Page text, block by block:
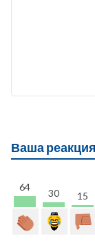
Ваша
64
30 15